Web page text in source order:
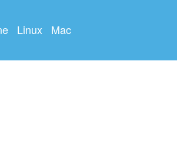
Linux Mac